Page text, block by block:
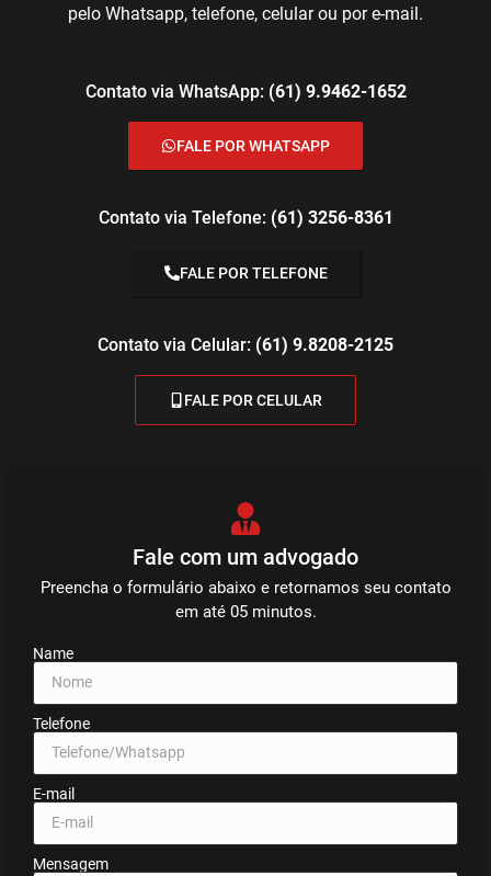
pelo Whatsapp, telefone, celular ou por e-mail.
Contato via WhatsApp: (61) 9.9462-1652
FALE POR WHATSAPP
Contato via Telefone: (61) 3256-8361
FALE POR TELEFONE
Contato via Celular: (61) 9.8208-2125
FALE POR CELULAR
Fale com um advogado
Preencha o formulário abaixo e retornamos seu contato
em até 05 minutos.
Name
Telefone
E-mail
Mensagem